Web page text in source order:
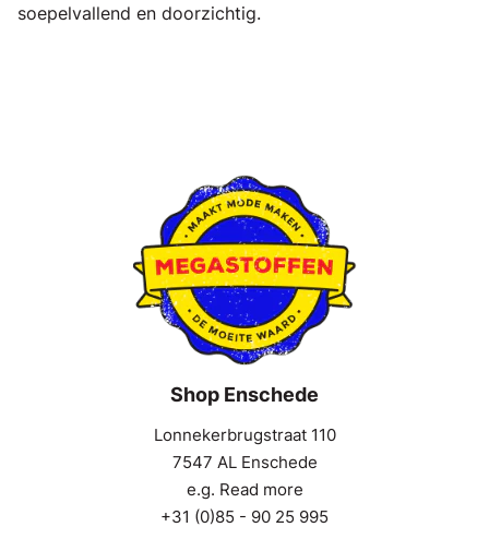
soepelvallend en doorzichtig.
Shop Enschede
Lonnekerbrugstraat 110
7547 AL Enschede
e.g. Read more
+31 (0)85 - 90 25 995